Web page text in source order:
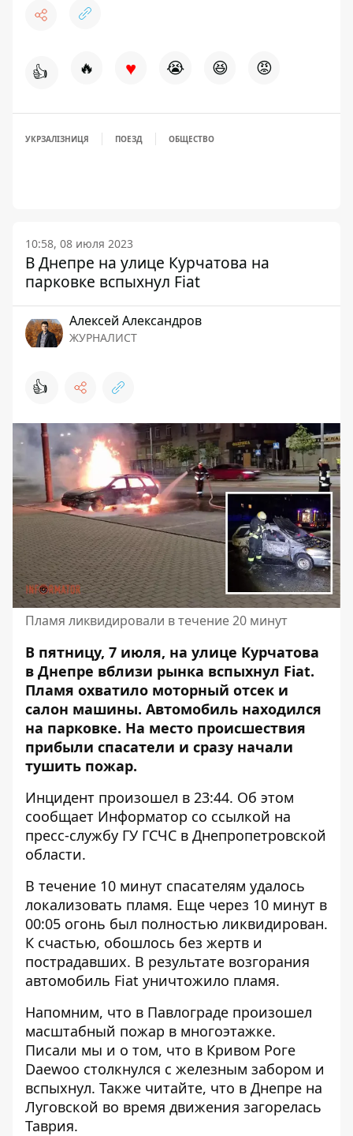
👍 🔥 ♥ 😭 😆 😡
УКРЗАЛІЗНИЦЯ ПОЕЗД ОБЩЕСТВО
10:58, 08 июля 2023
В Днепре на улице Курчатова на
парковке вспыхнул Fiat
Алексей Александров
ЖУРНАЛИСТ
👍
Пламя ликвидировали в течение 20 минут
В пятницу, 7 июля, на улице Курчатова
в Днепре вблизи рынка вспыхнул Fiat.
Пламя охватило моторный отсек и
салон машины. Автомобиль находился
на парковке. На место происшествия
прибыли спасатели и сразу начали
тушить пожар.
Инцидент произошел в 23:44. Об этом
сообщает Информатор со ссылкой на
пресс-службу ГУ ГСЧС в Днепропетровской
области.
В течение 10 минут спасателям удалось
локализовать пламя. Еще через 10 минут в
00:05 огонь был полностью ликвидирован.
К счастью, обошлось без жертв и
пострадавших. В результате возгорания
автомобиль Fiat уничтожило пламя.
Напомним, что в Павлограде произошел
масштабный пожар в многоэтажке.
Писали мы и о том, что в Кривом Роге
Daewoo столкнулся с железным забором и
вспыхнул. Также читайте, что в Днепре на
Луговской во время движения загорелась
Таврия.